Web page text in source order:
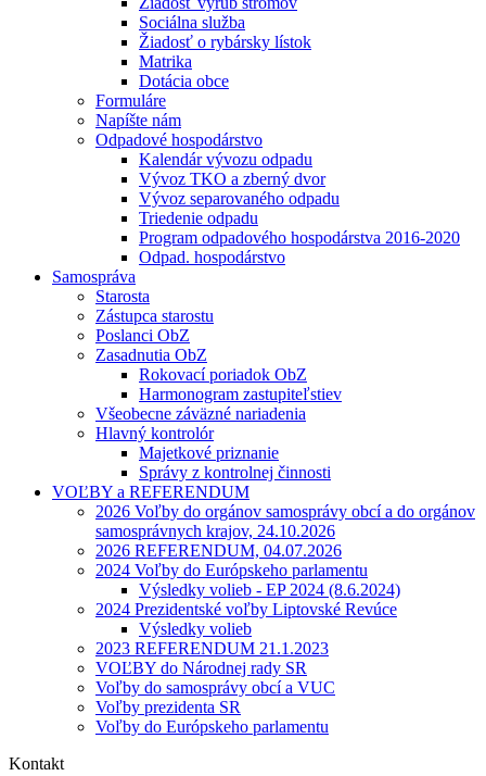
Sociálna služba
Žiadosť o rybársky lístok
Matrika
Dotácia obce
Formuláre
Napíšte nám
Odpadové hospodárstvo
Kalendár vývozu odpadu
Vývoz TKO a zberný dvor
Vývoz separovaného odpadu
Triedenie odpadu
Program odpadového hospodárstva 2016-2020
Odpad. hospodárstvo
Samospráva
Starosta
Zástupca starostu
Poslanci ObZ
Zasadnutia ObZ
Rokovací poriadok ObZ
Harmonogram zastupiteľstiev
Všeobecne záväzné nariadenia
Hlavný kontrolór
Majetkové priznanie
Správy z kontrolnej činnosti
VOĽBY a REFERENDUM
2026 Voľby do orgánov samosprávy obcí a do orgánov
samosprávnych krajov, 24.10.2026
2026 REFERENDUM, 04.07.2026
2024 Voľby do Európskeho parlamentu
Výsledky volieb - EP 2024 (8.6.2024)
2024 Prezidentské voľby Liptovské Revúce
Výsledky volieb
2023 REFERENDUM 21.1.2023
VOĽBY do Národnej rady SR
Voľby do samosprávy obcí a VUC
Voľby prezidenta SR
Voľby do Európskeho parlamentu
Kontakt